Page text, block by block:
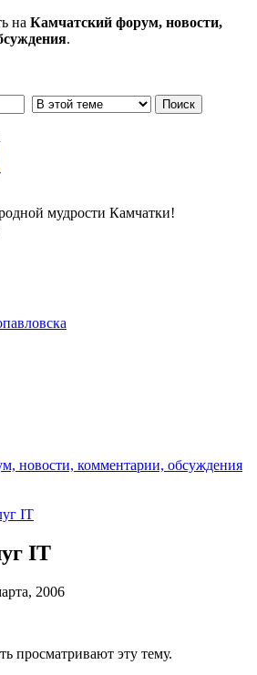
на Камчатский форум, новости,
.
мудрости Камчатки!
новости, комментарии, обсуждения
IT
IT
2006
просматривают эту тему.